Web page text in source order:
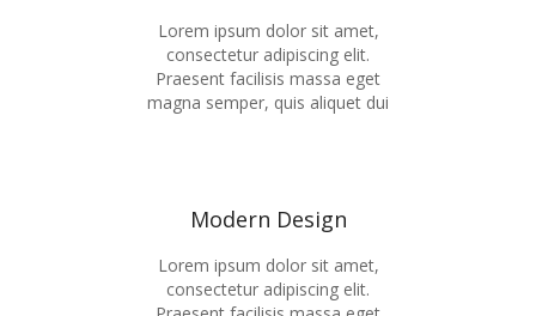
Lorem ipsum dolor sit amet,
consectetur adipiscing elit.
Praesent facilisis massa eget
magna semper, quis aliquet dui
Modern Design
Lorem ipsum dolor sit amet,
consectetur adipiscing elit.